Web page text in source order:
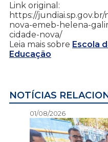
Link original:
https://jundiai.sp.gov.br/
nova-emeb-helena-
cidade-nova/
Leia mais sobre Escola
Educação
NOTÍCIAS
01/08/2026